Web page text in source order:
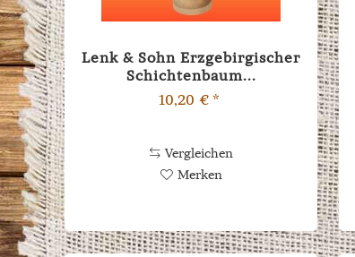
Lenk & Sohn Erzgebirgischer
Schichtenbaum...
10,20 € *
Vergleichen
Merken